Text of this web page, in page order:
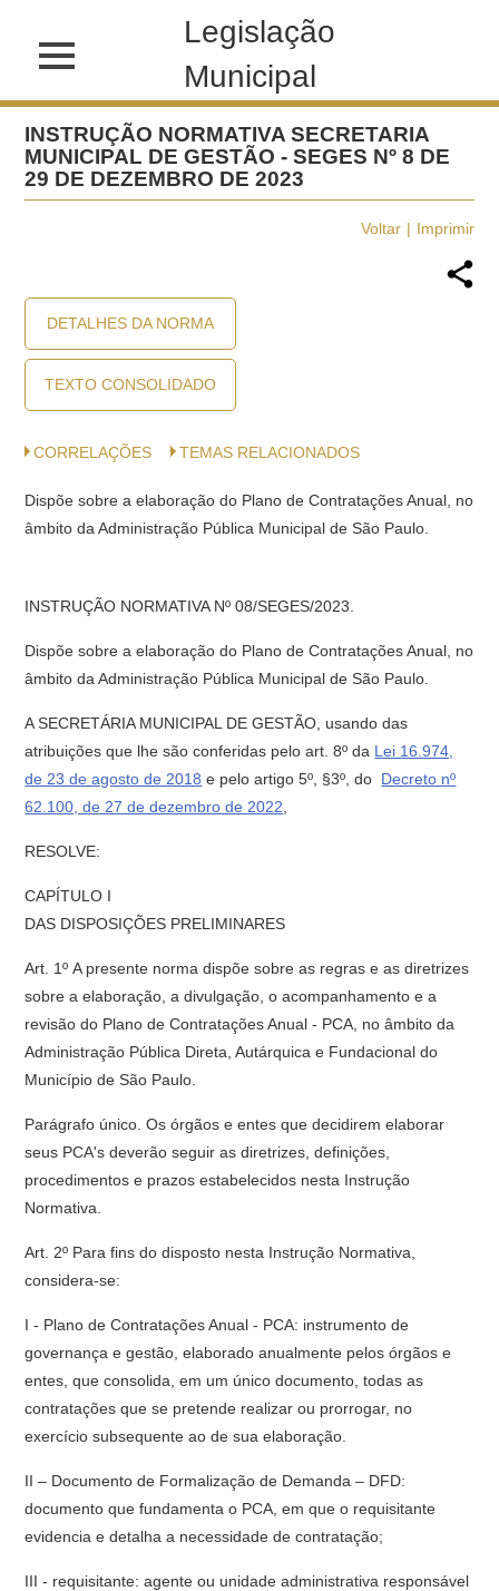
Legislação
Municipal
INSTRUÇÃO NORMATIVA SECRETARIA
MUNICIPAL DE GESTÃO - SEGES Nº 8 DE
29 DE DEZEMBRO DE 2023
Voltar Imprimir
DETALHES DA NORMA
TEXTO CONSOLIDADO
CORRELAÇÕES TEMAS RELACIONADOS
Dispõe sobre a elaboração do Plano de Contratações Anual, no
âmbito da Administração Pública Municipal de São Paulo.
INSTRUÇÃO NORMATIVA Nº 08/SEGES/2023.
Dispõe sobre a elaboração do Plano de Contratações Anual, no
âmbito da Administração Pública Municipal de São Paulo.
A SECRETÁRIA MUNICIPAL DE GESTÃO, usando das
atribuições que lhe são conferidas pelo art. 8º da Lei 16.974,
de 23 de agosto de 2018 e pelo artigo 5º, §3º, do Decreto nº
62.100, de 27 de dezembro de 2022
RESOLVE:
CAPÍTULO I
DAS DISPOSIÇÕES PRELIMINARES
Art. 1º A presente norma dispõe sobre as regras e as diretrizes
sobre a elaboração, a divulgação, o acompanhamento e a
revisão do Plano de Contratações Anual - PCA, no âmbito da
Administração Pública Direta, Autárquica e Fundacional do
Município de São Paulo.
Parágrafo único. Os órgãos e entes que decidirem elaborar
seus PCA's deverão seguir as diretrizes, definições,
procedimentos e prazos estabelecidos nesta Instrução
Normativa.
Art. 2º Para fins do disposto nesta Instrução Normativa,
considera-se:
I - Plano de Contratações Anual - PCA: instrumento de
governança e gestão, elaborado anualmente pelos órgãos e
entes, que consolida, em um único documento, todas as
contratações que se pretende realizar ou prorrogar, no
exercício subsequente ao de sua elaboração.
II – Documento de Formalização de Demanda – DFD:
documento que fundamenta o PCA, em que o requisitante
evidencia e detalha a necessidade de contratação;
III - requisitante: agente ou unidade administrativa responsável